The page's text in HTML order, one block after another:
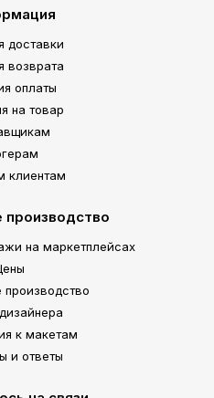
доставки
возврата
оплаты
на товар
клиентам
производство
на маркетплейсах
производство
к макетам
и ответы